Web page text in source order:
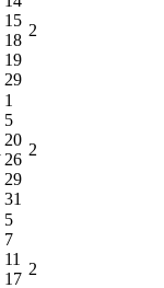
15
18
19
29
2
1
5
20
26
29
31
2
5
7
11
17
2